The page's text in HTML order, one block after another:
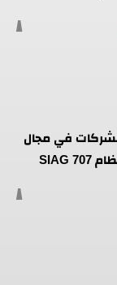
في مجال